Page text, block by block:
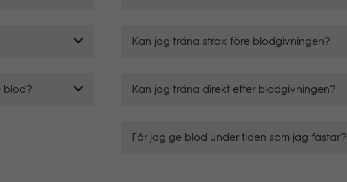
blod?
Kan jag träna strax före blodgivningen?
Kan jag träna direkt efter blodgivningen?
Får jag ge blod under tiden som jag fastar?